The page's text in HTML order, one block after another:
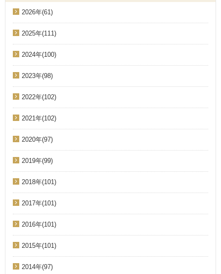
2026年(61)
2025年(111)
2024年(100)
2023年(98)
2022年(102)
2021年(102)
2020年(97)
2019年(99)
2018年(101)
2017年(101)
2016年(101)
2015年(101)
2014年(97)